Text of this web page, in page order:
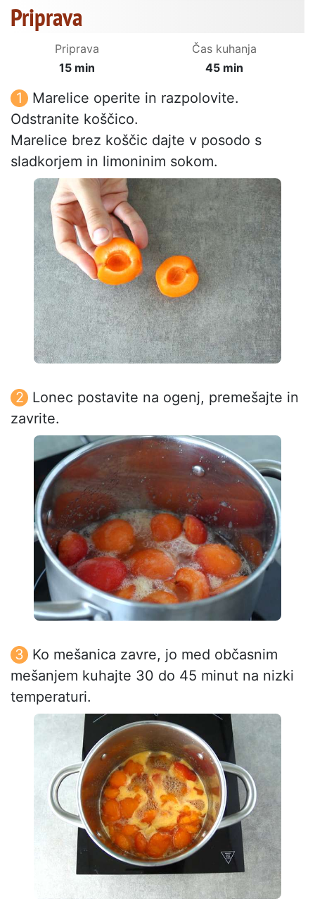
Priprava
Priprava
15 min
Čas kuhanja
45 min
Marelice operite in razpolovite.
Odstranite koščico.
Marelice brez koščic dajte v posodo s
sladkorjem in limoninim sokom.
Lonec postavite na ogenj, premešajte in
zavrite.
Ko mešanica zavre, jo med občasnim
mešanjem kuhajte 30 do 45 minut na nizki
temperaturi.